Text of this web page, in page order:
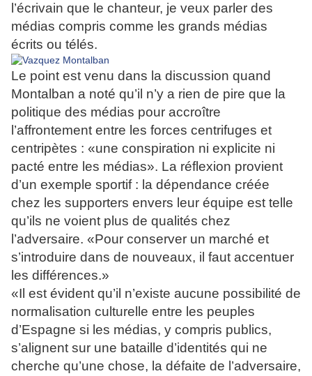
l’écrivain que le chanteur, je veux parler des
médias compris comme les grands médias
écrits ou télés.
Le point est venu dans la discussion quand
Montalban a noté qu’il n’y a rien de pire que la
politique des médias pour accroître
l’affrontement entre les forces centrifuges et
centripètes : «une conspiration ni explicite ni
pacté entre les médias». La réflexion provient
d’un exemple sportif : la dépendance créée
chez les supporters envers leur équipe est telle
qu’ils ne voient plus de qualités chez
l’adversaire. «Pour conserver un marché et
s’introduire dans de nouveaux, il faut accentuer
les différences.»
«Il est évident qu’il n’existe aucune possibilité de
normalisation culturelle entre les peuples
d’Espagne si les médias, y compris publics,
s’alignent sur une bataille d’identités qui ne
cherche qu’une chose, la défaite de l’adversaire,